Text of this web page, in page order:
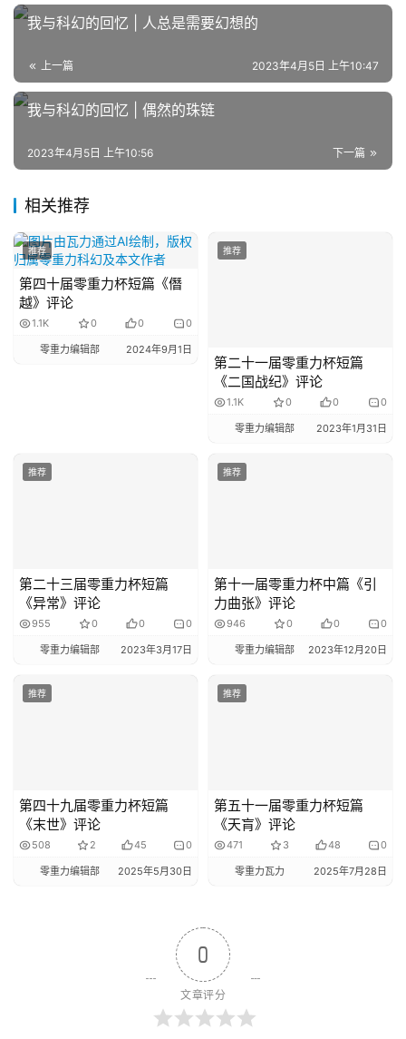
我与科幻的回忆 | 人总是需要幻想的
上一篇 2023年4月5日 上午10:47
我与科幻的回忆 | 偶然的珠链
下一篇
2023年4月5日 上午10:56
相关推荐
推荐
第四十届零重力杯短篇《僭
越》评论
1.1K 0 0 0
零重力编辑部 2024年9月1日
推荐
第二十一届零重力杯短篇
《二国战纪》评论
1.1K 0 0 0
零重力编辑部 2023年1月31日
推荐
第二十三届零重力杯短篇
《异常》评论
955 0 0 0
零重力编辑部 2023年3月17日
推荐
第十一届零重力杯中篇《引
力曲张》评论
946 0 0 0
零重力编辑部 2023年12月20日
推荐
第四十九届零重力杯短篇
《末世》评论
508 2 45 0
零重力编辑部 2025年5月30日
推荐
第五十一届零重力杯短篇
《天肓》评论
471 3 48 0
零重力瓦力 2025年7月28日
0
文章评分